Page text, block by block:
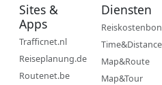
Sites &
Apps
Trafficnet.nl
Reiseplanung.de
Routenet.be
Diensten
Reiskostenbon
Time&Distance
Map&Route
Map&Tour